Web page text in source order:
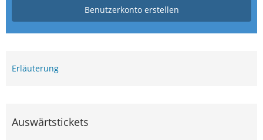
Benutzerkonto erstellen
Erläuterung
Auswärtstickets